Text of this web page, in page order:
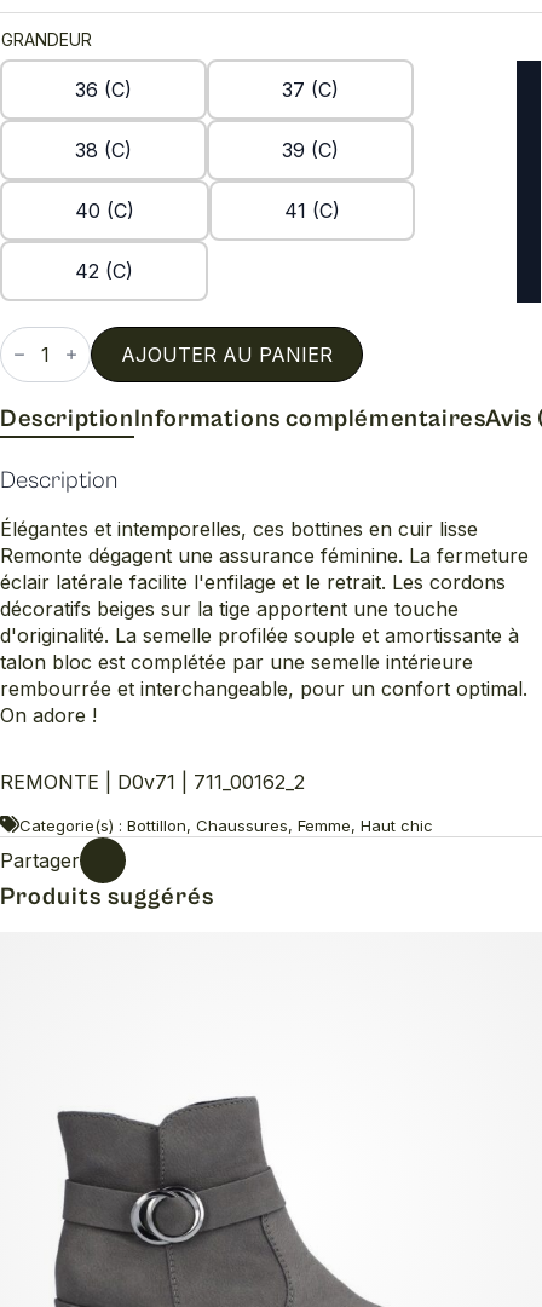
GRANDEUR
36 (C) 37 (C)
38 (C) 39 (C)
40 (C) 41 (C)
42 (C)
quantité
de
D0v71
AJOUTER AU PANIER
DescriptionInformations complémentairesAvis
Description
Élégantes et intemporelles, ces bottines en cuir lisse
Remonte dégagent une assurance féminine. La fermeture
éclair latérale facilite l'enfilage et le retrait. Les cordons
décoratifs beiges sur la tige apportent une touche
d'originalité. La semelle profilée souple et amortissante à
talon bloc est complétée par une semelle intérieure
rembourrée et interchangeable, pour un confort optimal.
On adore !
REMONTE | D0v71 | 711_00162_2
Categorie(s) : Bottillon, Chaussures, Femme, Haut chic
Partager
Produits suggérés